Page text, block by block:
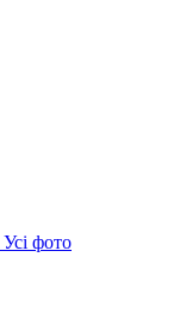
Усі фото